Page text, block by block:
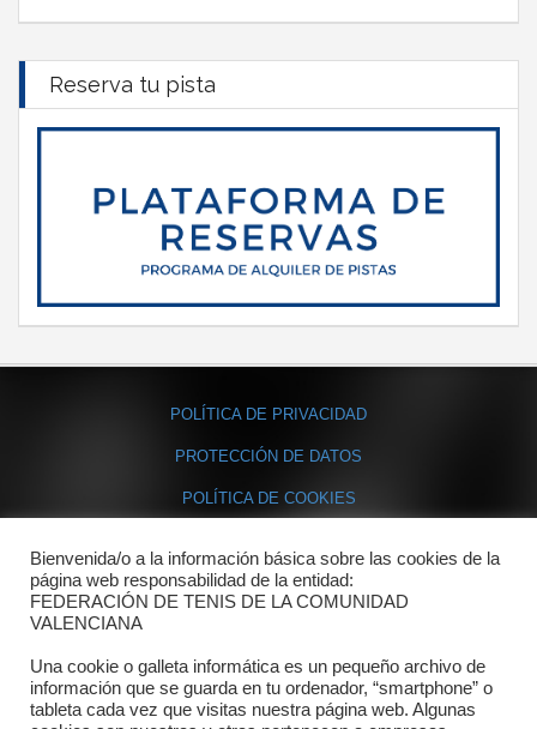
Reserva tu pista
POLÍTICA DE PRIVACIDAD
PROTECCIÓN DE DATOS
POLÍTICA DE COOKIES
Contacto
Dónde estamos
Directorio departamentos
Horario
Bienvenida/o a la información básica sobre las cookies de la
página web responsabilidad de la entidad:
FEDERACIÓN DE TENIS DE LA COMUNIDAD
VALENCIANA
Una cookie o galleta informática es un pequeño archivo de
información que se guarda en tu ordenador, “smartphone” o
tableta cada vez que visitas nuestra página web. Algunas